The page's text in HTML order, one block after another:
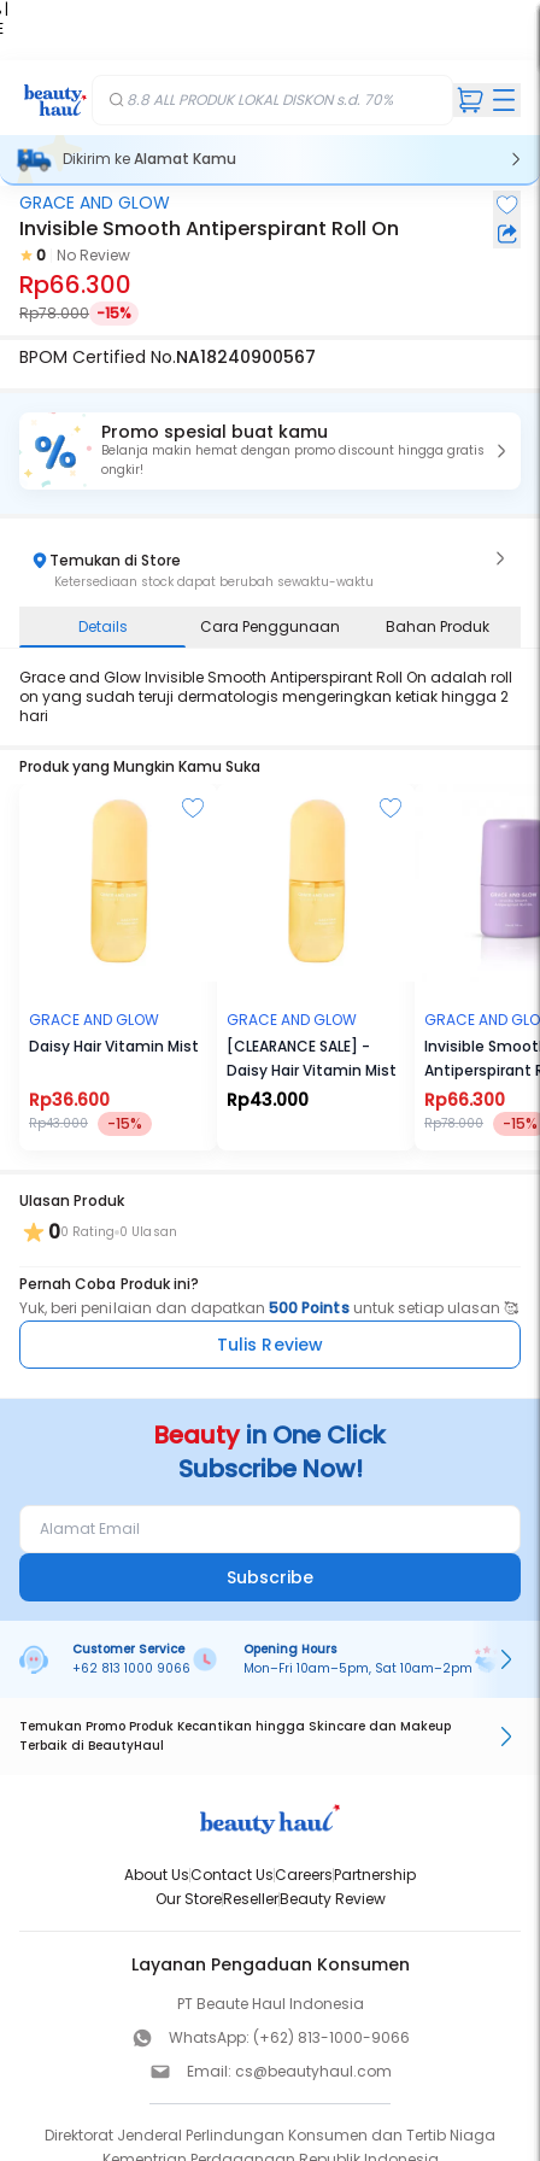
|
8.8 ALL PRODUK LOKAL DISKON s.d. 70%
Dikirim keAlamat Kamu
GRACE AND GLOW
Invisible Smooth Antiperspirant Roll On
0 No Review
Rp66.300
Rp78.000 -15%
BPOM Certified No.NA18240900567
Promo spesial buat kamu
Belanja makin hemat dengan promo discount hingga gratis
ongkir!
Temukan di Store
Ketersediaan stock dapat berubah sewaktu-waktu
Details Cara Penggunaan Bahan Produk
Grace and Glow Invisible Smooth Antiperspirant Roll On adalah roll
on yang sudah teruji dermatologis mengeringkan ketiak hingga 2
hari
Produk yang Mungkin Kamu Suka
GRACE AND GLOW
Daisy Hair Vitamin Mist
Rp36.600
Rp43.000 -15%
GRACE AND GLOW
[CLEARANCE SALE] -
Daisy Hair Vitamin Mist
Rp43.000
GRACE AND
Invisible
Antiperspirant
Rp66.300
Rp78.000 -15%
Ulasan Produk
00 Rating 0 Ulasan
Pernah Coba Produk ini?
Yuk, beri penilaian dan dapatkan500 Pointsuntuk setiap ulasan 🥰
Tulis Review
Beautyin One Click
Subscribe Now!
Subscribe
Customer Service
+62 813 1000 9066
Opening Hours
Mon–Fri 10am–5pm, Sat 10am–2pm
Temukan Promo Produk Kecantikan hingga Skincare dan Makeup
Terbaik di BeautyHaul
About UsContact UsCareersPartnership
Our StoreResellerBeauty Review
Layanan Pengaduan Konsumen
PT Beaute Haul Indonesia
WhatsApp: (+62) 813-1000-9066
Email: cs@beautyhaul.com
Direktorat Jenderal Perlindungan Konsumen dan Tertib Niaga